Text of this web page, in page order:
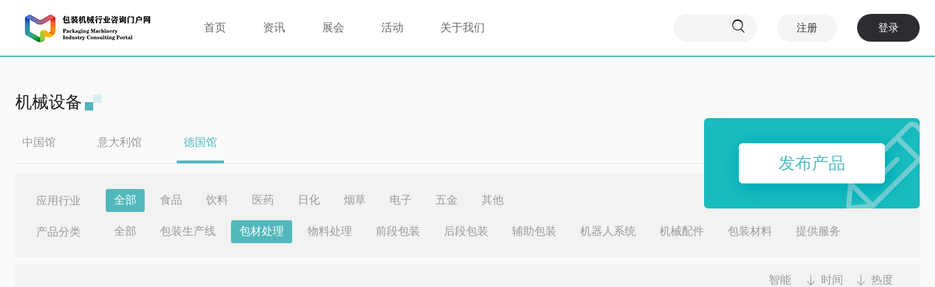
首页 资讯 展会 活动 关于我们  注册 登录
机械设备
中国馆 意大利馆 德国馆
应用行业 全部 食品 饮料 医药 日化 烟草 电子 五金 其他
产品分类 全部 包装生产线 包材处理 物料处理 前段包装 后段包装 辅助包装 机器人系统 机械配件 包装材料 提供服务
发布产品
智能 时间 热度